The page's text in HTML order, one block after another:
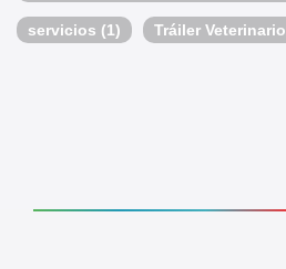
servicios (1) Tráiler Veterinario